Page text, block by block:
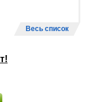
Весь список